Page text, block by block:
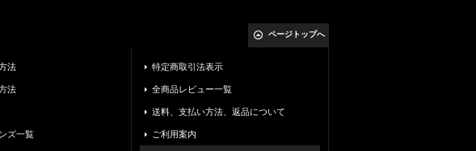
ページトップへ
法
法
ズ一覧
特定商取引法表示
全商品レビュー一覧
送料、支払い方法、返品について
ご利用案内